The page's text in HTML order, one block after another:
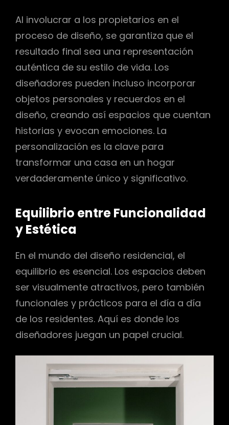
Al involucrar a los propietarios en el
proceso de diseño, se garantiza que el
resultado final sea una representación
auténtica de su estilo de vida. Los
diseñadores pueden incluso incorporar
objetos personales y recuerdos en el
diseño, creando así espacios que cuentan
historias y evocan emociones. La
personalización es la clave para
transformar una casa en un hogar
verdaderamente único y significativo.
Equilibrio entre Funcionalidad
y Estética
En el mundo del diseño residencial, el
equilibrio es esencial. Los espacios deben
ser visualmente atractivos, pero también
funcionales y prácticos para el día a día
de los residentes. Aquí es donde los
diseñadores juegan un papel crucial.